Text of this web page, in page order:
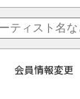
会員情報変更